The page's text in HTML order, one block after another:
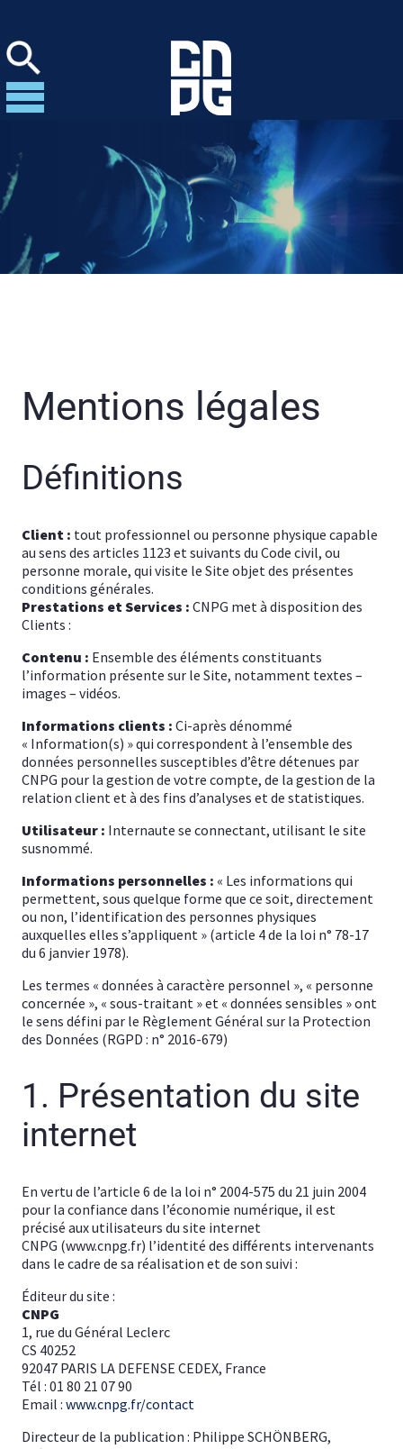
Mentions légales
Définitions
Client : tout professionnel ou personne physique capable
au sens des articles 1123 et suivants du Code civil, ou
personne morale, qui visite le Site objet des présentes
conditions générales.
Prestations et Services : CNPG met à disposition des
Clients :
Contenu : Ensemble des éléments constituants
l’information présente sur le Site, notamment textes –
images – vidéos.
Informations clients : Ci-après dénommé
« Information(s) » qui correspondent à l’ensemble des
données personnelles susceptibles d’être détenues par
CNPG pour la gestion de votre compte, de la gestion de la
relation client et à des fins d’analyses et de statistiques.
Utilisateur : Internaute se connectant, utilisant le site
susnommé.
Informations personnelles : « Les informations qui
permettent, sous quelque forme que ce soit, directement
ou non, l’identification des personnes physiques
auxquelles elles s’appliquent » (article 4 de la loi n° 78-17
du 6 janvier 1978).
Les termes « données à caractère personnel », « personne
concernée », « sous-traitant » et « données sensibles » ont
le sens défini par le Règlement Général sur la Protection
des Données (RGPD : n° 2016-679)
1. Présentation du site
internet
En vertu de l’article 6 de la loi n° 2004-575 du 21 juin 2004
pour la confiance dans l’économie numérique, il est
précisé aux utilisateurs du site internet
CNPG (www.cnpg.fr) l’identité des différents intervenants
dans le cadre de sa réalisation et de son suivi :
Éditeur du site :
CNPG
1, rue du Général Leclerc
CS 40252
92047 PARIS LA DEFENSE CEDEX, France
Tél : 01 80 21 07 90
Email :www.cnpg.fr/contact
Directeur de la publication : Philippe SCHÖNBERG,